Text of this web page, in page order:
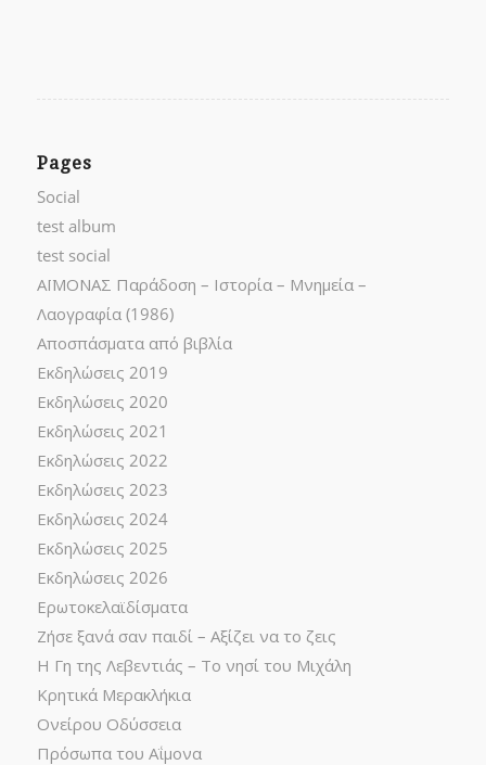
Pages
Social
test album
test social
ΑΪΜΟΝΑΣ Παράδοση – Ιστορία – Μνημεία –
Λαογραφία (1986)
Αποσπάσματα από βιβλία
Εκδηλώσεις 2019
Εκδηλώσεις 2020
Εκδηλώσεις 2021
Εκδηλώσεις 2022
Εκδηλώσεις 2023
Εκδηλώσεις 2024
Εκδηλώσεις 2025
Εκδηλώσεις 2026
Ερωτοκελαϊδίσματα
Ζήσε ξανά σαν παιδί – Αξίζει να το ζεις
Η Γη της Λεβεντιάς – Το νησί του Μιχάλη
Κρητικά Μερακλήκια
Ονείρου Οδύσσεια
Πρόσωπα του Αΐμονα